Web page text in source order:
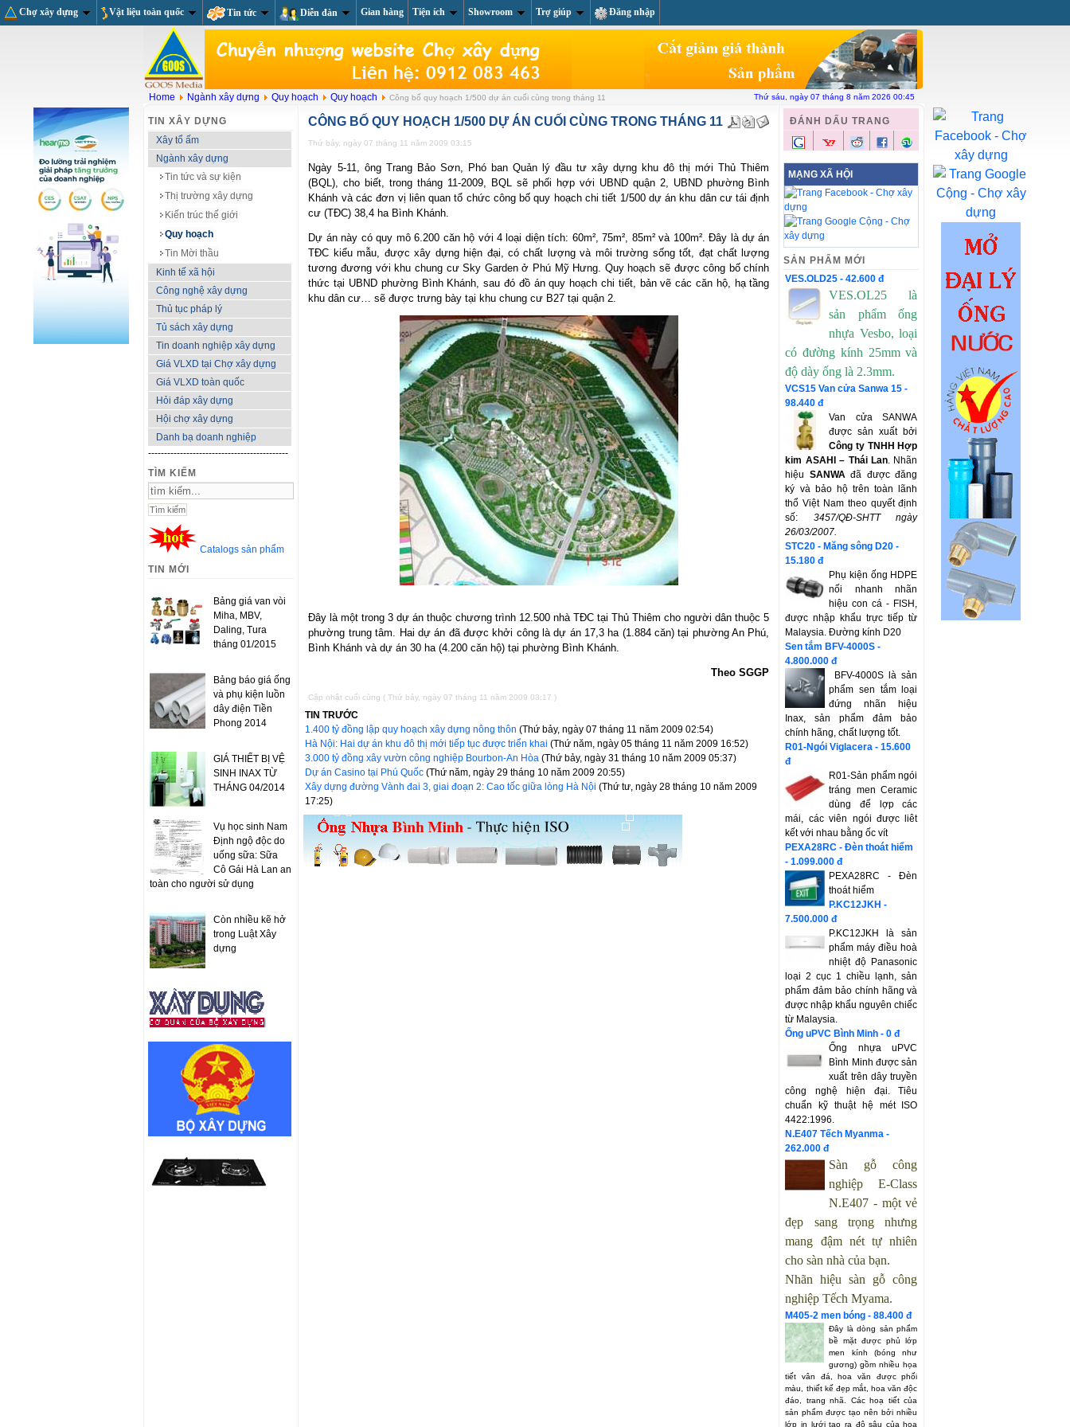
Chợ xây dựng Vật liệu toàn quốc Tin tức Diễn đàn Gian hàng Tiện ích Showroom Trợ giúp Đăng nhập
Vật liệu toàn quốc
Chợ xây dựng
Liên hệ
Home Ngành xây dựng Quy hoạch Quy hoạch Công bố quy hoạch 1/500 dự án cuối cùng trong tháng 11 Thứ sáu, ngày 07 tháng 8 năm 2026 00:45
TIN XÂY DỰNG
Xây tổ ấm
Ngành xây dựng
Tin tức và sự kiện
Thị trường xây dựng
Kiến trúc thế giới
Quy hoạch
Tin Mời thầu
Kinh tế xã hội
Công nghệ xây dựng
Thủ tục pháp lý
Tủ sách xây dựng
Tin doanh nghiệp xây dựng
Giá VLXD tại Chợ xây dựng
Giá VLXD toàn quốc
Hỏi đáp xây dựng
Hội chợ xây dựng
Danh bạ doanh nghiệp
--------------------------------------------
TÌM KIẾM
Catalogs sản phẩm
TIN MỚI
Bảng giá van vòi
Miha, MBV,
Daling, Tura
tháng 01/2015
Bảng báo giá ống
và phụ kiện luồn
dây điện Tiền
Phong 2014
GIÁ THIẾT BỊ VỆ
SINH INAX TỪ
THÁNG 04/2014
Vụ học sinh Nam
Định ngộ độc do
uống sữa: Sữa
Cô Gái Hà Lan an
toàn cho người sử dụng
Còn nhiều kẽ hở
trong Luật Xây
dựng
CÔNG BỐ QUY HOẠCH 1/500 DỰ ÁN CUỐI CÙNG TRONG THÁNG 11
Thứ bảy, ngày 07 tháng 11 năm 2009 03:15
Ngày 5-11, ông Trang Bảo Sơn, Phó ban Quản lý đầu tư xây dựng khu đô thị mới Thủ Thiêm
(BQL), cho biết, trong tháng 11-2009, BQL sẽ phối hợp với UBND quận 2, UBND phường Bình
Khánh và các đơn vị liên quan tổ chức công bố quy hoạch chi tiết 1/500 dự án khu dân cư tái định
cư (TĐC) 38,4 ha Bình Khánh.
Dự án này có quy mô 6.200 căn hộ với 4 loại diện tích: 60m², 75m², 85m² và 100m². Đây là dự án
TĐC kiểu mẫu, được xây dựng hiện đại, có chất lượng và môi trường sống tốt, đạt chất lượng
tương đương với khu chung cư Sky Garden ở Phú Mỹ Hưng. Quy hoạch sẽ được công bố chính
thức tại UBND phường Bình Khánh, sau đó đồ án quy hoạch chi tiết, bản vẽ các căn hộ, hạ tầng
khu dân cư… sẽ được trưng bày tại khu chung cư B27 tại quận 2.
Đây là một trong 3 dự án thuộc chương trình 12.500 nhà TĐC tại Thủ Thiêm cho người dân thuộc 5
phường trung tâm. Hai dự án đã được khởi công là dự án 17,3 ha (1.884 căn) tại phường An Phú,
Bình Khánh và dự án 30 ha (4.200 căn hộ) tại phường Bình Khánh.
Theo SGGP
Cập nhật cuối cùng ( Thứ bảy, ngày 07 tháng 11 năm 2009 03:17 )
TIN TRƯỚC
1.400 tỷ đồng lập quy hoạch xây dựng nông thôn(Thứ bảy, ngày 07 tháng 11 năm 2009 02:54)
Hà Nội: Hai dự án khu đô thị mới tiếp tục được triển khai(Thứ năm, ngày 05 tháng 11 năm 2009 16:52)
3.000 tỷ đồng xây vườn công nghiệp Bourbon-An Hòa(Thứ bảy, ngày 31 tháng 10 năm 2009 05:37)
Dự án Casino tại Phú Quốc(Thứ năm, ngày 29 tháng 10 năm 2009 20:55)
Xây dựng đường Vành đai 3, giai đoạn 2: Cao tốc giữa lòng Hà Nội(Thứ tư, ngày 28 tháng 10 năm 2009
17:25)
ĐÁNH DẤU TRANG
MẠNG XÃ HỘI
SẢN PHẨM MỚI
VES.OLD25 - 42.600 đ
VES.OL25 là
sản phẩm ống
nhựa Vesbo, loại
có đường kính 25mm và
độ dày ống là 2.3mm.
VCS15 Van cửa Sanwa 15 -
98.440 đ
Van cửa SANWA
được sản xuất bởi
Công ty TNHH Hợp
kim ASAHI – Thái Lan. Nhãn
hiệu SANWAđã được đăng
ký và bảo hộ trên toàn lãnh
thổ Việt Nam theo quyết định
số: 3457/QĐ-SHTT
ngày
26/03/2007.
STC20 - Măng sông D20 -
15.180 đ
Phụ kiện ống HDPE
nối nhanh nhãn
hiệu con cá - FISH,
được nhập khẩu trực tiếp từ
Malaysia. Đường kính D20
Sen tắm BFV-4000S -
4.800.000 đ
BFV-4000S là sản
phẩm sen tắm loại
đứng nhãn hiệu
Inax, sản phẩm đảm bảo
chính hãng, chất lượng tốt.
R01-Ngói Viglacera - 15.600
đ
R01-Sản phẩm ngói
tráng men Ceramic
dùng để lợp các
mái, các viên ngói được liêt
kết với nhau bằng ốc vít
PEXA28RC - Đèn thoát hiểm
- 1.099.000 đ
PEXA28RC - Đèn
thoát hiểm
P.KC12JKH -
7.500.000 đ
P.KC12JKH là sản
phẩm máy điều hoà
nhiệt độ Panasonic
loại 2 cục 1 chiều lạnh, sản
phẩm đảm bảo chính hãng và
được nhập khẩu nguyên chiếc
từ Malaysia.
Ống uPVC Bình Minh - 0 đ
Ống nhựa uPVC
Bình Minh được sản
xuất trên dây truyền
công nghệ hiện đại. Tiêu
chuẩn kỹ thuật hệ mét ISO
4422:1996.
N.E407 Tếch Myanma -
262.000 đ
Sàn gỗ công
nghiệpE-Class
N.E407 - một vẻ
đẹp sang trọng nhưng
mang đậm nét tự nhiên
cho sàn nhà của bạn.
Nhãn hiệu sàn gỗ công
nghiệp Tếch Myama.
M405-2 men bóng - 88.400 đ
Đây là dòng sản phẩm
bề mặt được phủ lớp
men kính (bóng như
gương) gồm nhiều họa
tiết vân đá, hoa văn được phối
màu, thiết kế đẹp mắt, hoa văn độc
đáo, trang nhã. Các hoạ tiết của
sản phẩm được tạo nên bởi nhiều
lớp in lưới tạo ra độ sâu của hoạ